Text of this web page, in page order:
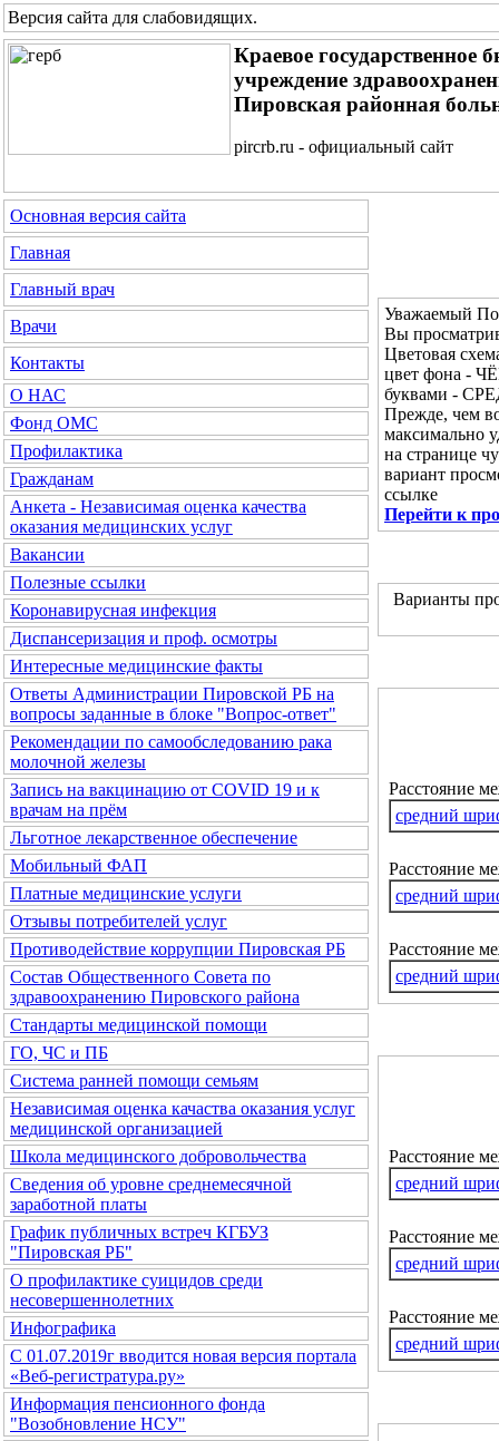
Версия сайта для слабовидящих.
Краевое государственное
учреждение
Пировская районная
pircrb.ru - официальный сайт
Основная версия сайта
Главная
Главный врач
Врачи
Контакты
О НАС
Фонд ОМС
Профилактика
Гражданам
Анкета - Независимая оценка качества
оказания медицинских услуг
Вакансии
Полезные ссылки
Коронавирусная инфекция
Диспансеризация и проф. осмотры
Интересные медицинские факты
Ответы Администрации Пировской РБ на
вопросы заданные в блоке "Вопрос-ответ"
Рекомендации по самообследованию рака
молочной железы
Запись на вакцинацию от COVID 19 и к
врачам на прём
Льготное лекарственное обеспечение
Мобильный ФАП
Платные медицинские услуги
Отзывы потребителей услуг
Противодействие коррупции Пировская РБ
Состав Общественного Совета по
здравоохранению Пировского района
Стандарты медицинской помощи
ГО, ЧС и ПБ
Система ранней помощи семьям
Независимая оценка качаства оказания услуг
медицинской организацией
Школа медицинского добровольчества
Сведения об уровне среднемесячной
заработной платы
График публичных встреч КГБУЗ
"Пировская РБ"
О профилактике суицидов среди
несовершеннолетних
Инфографика
С 01.07.2019г вводится новая версия портала
«Веб-регистратура.ру»
Информация пенсионного фонда
"Возобновление НСУ"
Уважаемый
Вы
Цветовая
цвет фона -
буквами -
Прежде, чем
максимально
на странице
вариант
ссылке
Перейти к
Варианты
Расстояние
средний
Расстояние
средний
Расстояние
средний
Расстояние
средний
Расстояние
средний
Расстояние
средний